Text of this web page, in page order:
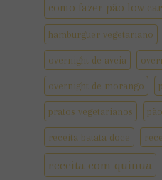
como fazer pão low
hamburguer vegetariano
overnight de aveia
overnight de morango
pratos vegetarianos
receita batata doce
receita com quinua